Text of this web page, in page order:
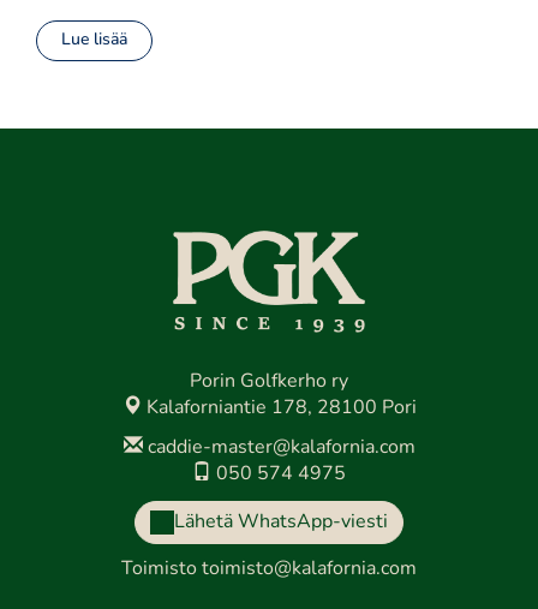
Lue lisää
Porin Golfkerho ry
Kalaforniantie 178, 28100 Pori
caddie-master@kalafornia.com
050 574 4975
Lähetä WhatsApp-viesti
Toimisto toimisto@kalafornia.com